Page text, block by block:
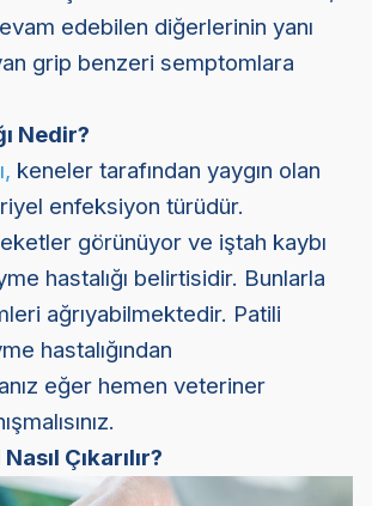
edebilen diğerlerinin yanı
grip benzeri semptomlara
Nedir?
, keneler tarafından yaygın olan
enfeksiyon türüdür.
görünüyor ve iştah kaybı
hastalığı belirtisidir. Bunlarla
ağrıyabilmektedir. Patili
hastalığından
eğer hemen veteriner
Çıkarılır?